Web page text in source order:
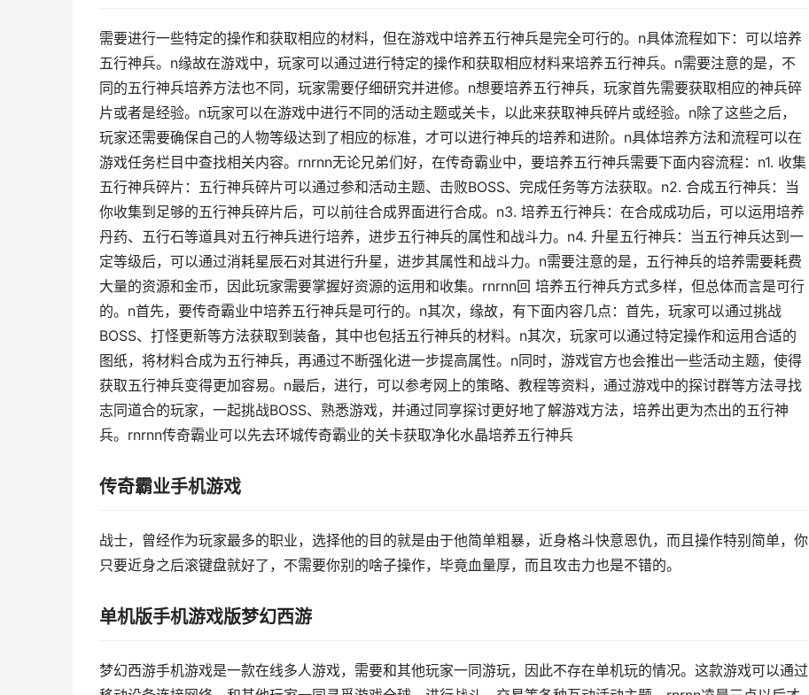
需要进行一些特定的操作和获取相应的材料，但在游戏中培养五行神兵是完全可行的。n具体流程如下：可以培养
五行神兵。n缘故在游戏中，玩家可以通过进行特定的操作和获取相应材料来培养五行神兵。n需要注意的是，不
同的五行神兵培养方法也不同，玩家需要仔细研究并进修。n想要培养五行神兵，玩家首先需要获取相应的神兵碎
片或者是经验。n玩家可以在游戏中进行不同的活动主题或关卡，以此来获取神兵碎片或经验。n除了这些之后，
玩家还需要确保自己的人物等级达到了相应的标准，才可以进行神兵的培养和进阶。n具体培养方法和流程可以在
游戏任务栏目中查找相关内容。rnrnn无论兄弟们好，在传奇霸业中，要培养五行神兵需要下面内容流程：n1. 收集
五行神兵碎片：五行神兵碎片可以通过参和活动主题、击败BOSS、完成任务等方法获取。n2. 合成五行神兵：当
你收集到足够的五行神兵碎片后，可以前往合成界面进行合成。n3. 培养五行神兵：在合成成功后，可以运用培养
丹药、五行石等道具对五行神兵进行培养，进步五行神兵的属性和战斗力。n4. 升星五行神兵：当五行神兵达到一
定等级后，可以通过消耗星辰石对其进行升星，进步其属性和战斗力。n需要注意的是，五行神兵的培养需要耗费
大量的资源和金币，因此玩家需要掌握好资源的运用和收集。rnrnn回 培养五行神兵方式多样，但总体而言是可行
的。n首先，要传奇霸业中培养五行神兵是可行的。n其次，缘故，有下面内容几点：首先，玩家可以通过挑战
BOSS、打怪更新等方法获取到装备，其中也包括五行神兵的材料。n其次，玩家可以通过特定操作和运用合适的
图纸，将材料合成为五行神兵，再通过不断强化进一步提高属性。n同时，游戏官方也会推出一些活动主题，使得
获取五行神兵变得更加容易。n最后，进行，可以参考网上的策略、教程等资料，通过游戏中的探讨群等方法寻找
志同道合的玩家，一起挑战BOSS、熟悉游戏，并通过同享探讨更好地了解游戏方法，培养出更为杰出的五行神
兵。rnrnn传奇霸业可以先去环城传奇霸业的关卡获取净化水晶培养五行神兵
传奇霸业手机游戏
战士，曾经作为玩家最多的职业，选择他的目的就是由于他简单粗暴，近身格斗快意恩仇，而且操作特别简单，你
只要近身之后滚键盘就好了，不需要你别的啥子操作，毕竟血量厚，而且攻击力也是不错的。
单机版手机游戏版梦幻西游
梦幻西游手机游戏是一款在线多人游戏，需要和其他玩家一同游玩，因此不存在单机玩的情况。这款游戏可以通过